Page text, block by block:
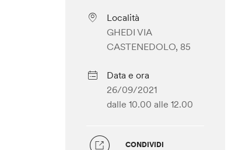
Località
GHEDI VIA
CASTENEDOLO, 85
Data e ora
26/09/2021
dalle 10.00 alle 12.00
CONDIVIDI